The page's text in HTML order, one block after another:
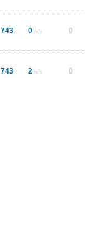
743 0 m/s 0
743 2 m/s 0